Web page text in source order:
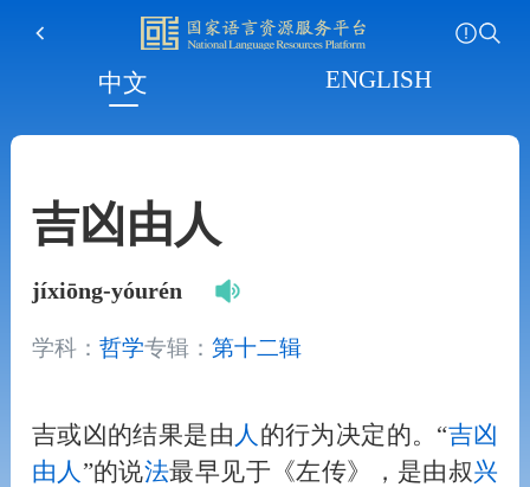
中文 ENGLISH
吉凶由人
jíxiōng-yóurén
学科： 哲学专辑： 第十二辑
吉或凶的结果是由 人 的行为决定的。“吉凶
由 人 ”的说法最早见于《左传》，是由叔兴